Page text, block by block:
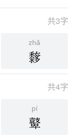
共3字
zhǎ
䵙
共4字
pí
鼙